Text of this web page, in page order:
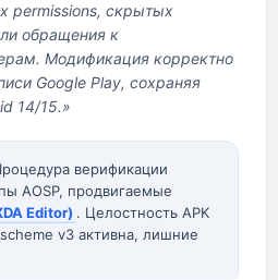
permissions, скрытых
обращения к
Модификация корректно
Google Play, сохраняя
14/15.»
верификации
AOSP, продвигаемые
Editor) . Целостность APK
v3 активна, лишние